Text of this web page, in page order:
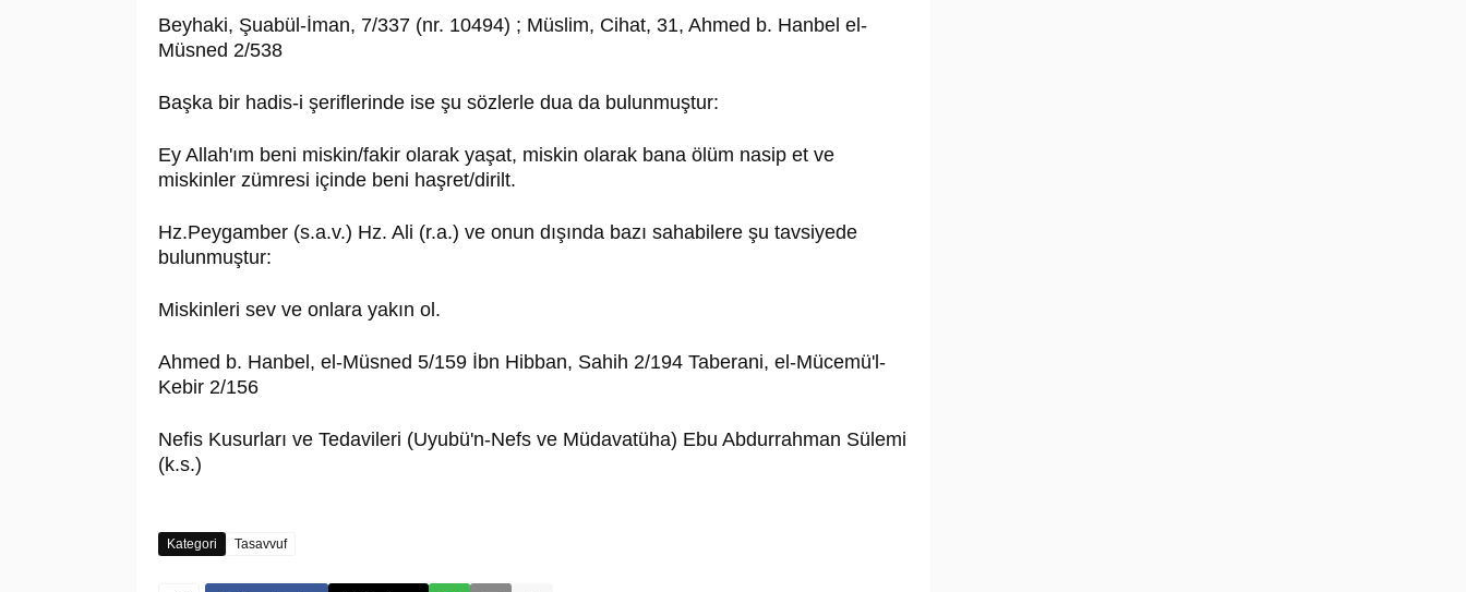
Beyhaki, Şuabül-İman, 7/337 (nr. 10494) ; Müslim, Cihat, 31, Ahmed b. Hanbel el-
Müsned 2/538
Başka bir hadis-i şeriflerinde ise şu sözlerle dua da bulunmuştur:
Ey Allah'ım beni miskin/fakir olarak yaşat, miskin olarak bana ölüm nasip et ve
miskinler zümresi içinde beni haşret/dirilt.
Hz.Peygamber (s.a.v.) Hz. Ali (r.a.) ve onun dışında bazı sahabilere şu tavsiyede
bulunmuştur:
Miskinleri sev ve onlara yakın ol.
Ahmed b. Hanbel, el-Müsned 5/159 İbn Hibban, Sahih 2/194 Taberani, el-Mücemü'l-
Kebir 2/156
Nefis Kusurları ve Tedavileri (Uyubü'n-Nefs ve Müdavatüha) Ebu Abdurrahman Sülemi
(k.s.)
Kategori Tasavvuf